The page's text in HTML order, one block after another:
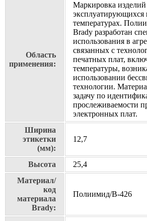
Область
применения:
Маркировка
эксплуатирующихся
температурах.
Brady разработан
использования в
связанных с
печатных плат,
температуры,
использовании
технологии.
задачу по
прослеживаемости
электронных плат.
Ширина
этикетки
(мм):
12,7
Высота
25,4
Материал/
код
материала
Brady:
Полиимид/В-426